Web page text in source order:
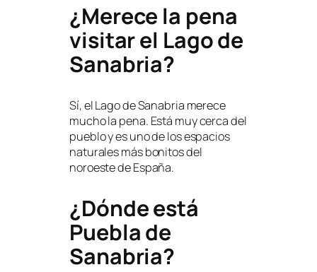
¿Merece la pena
visitar el Lago de
Sanabria?
Sí, el Lago de Sanabria merece
mucho la pena. Está muy cerca del
pueblo y es uno de los espacios
naturales más bonitos del
noroeste de España.
¿Dónde está
Puebla de
Sanabria?